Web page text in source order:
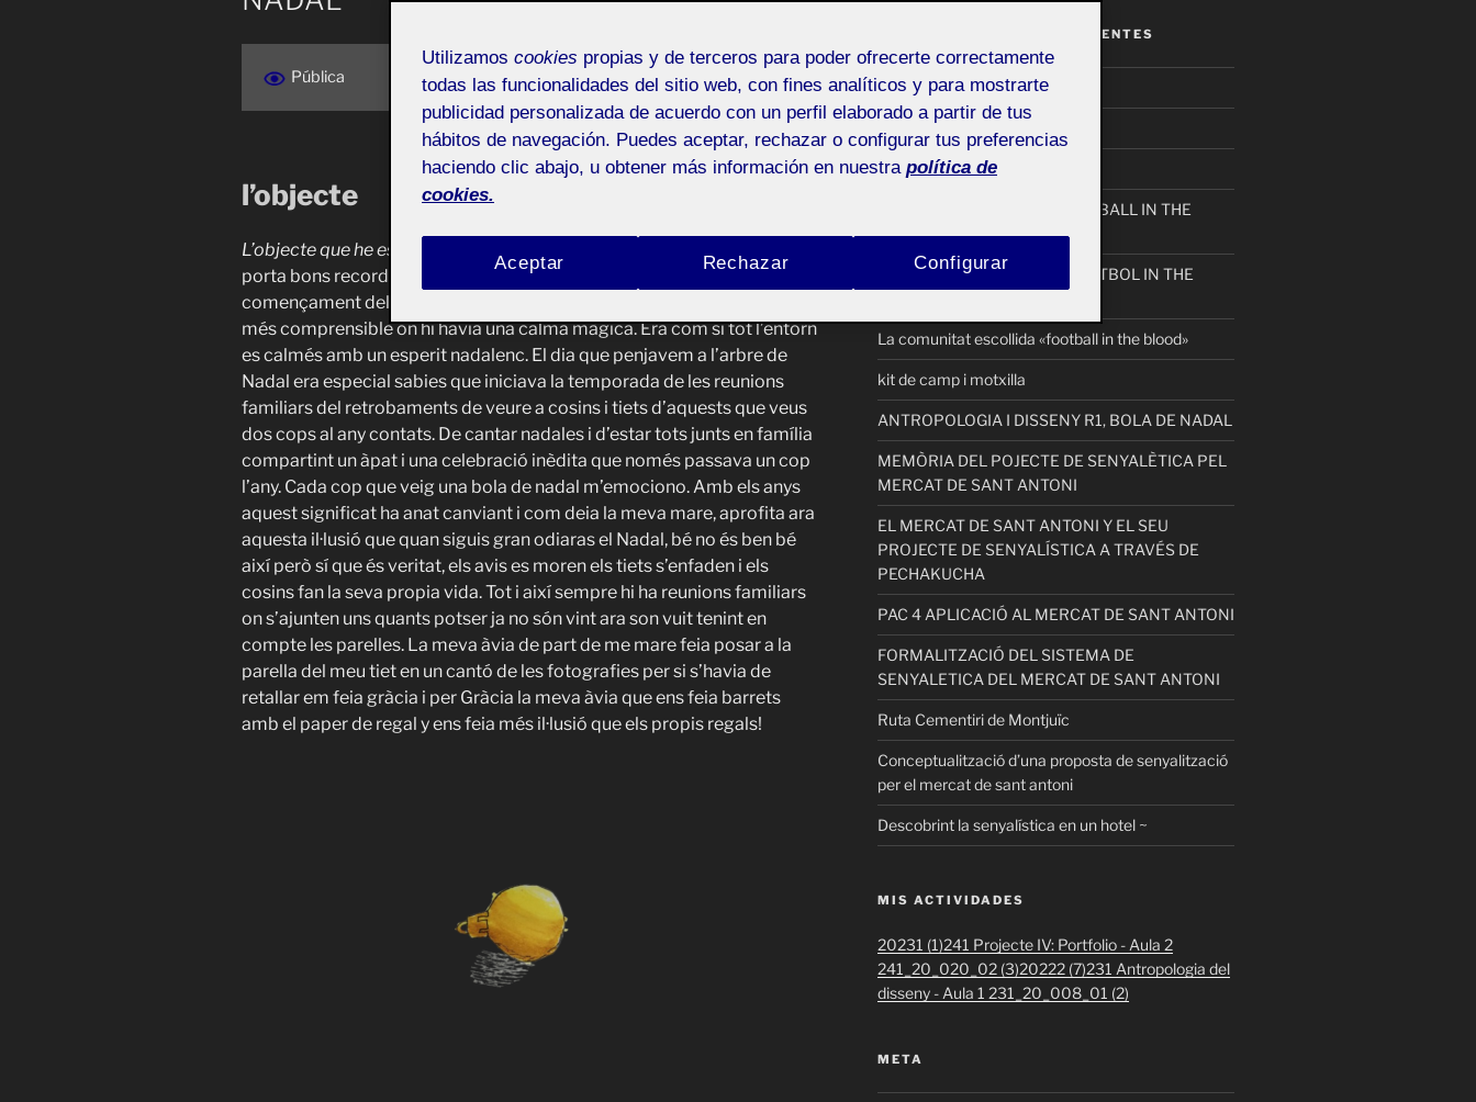
Pública
l’objecte
L’objecte que he escollit és una bola de nadal.
porta bons records li tinc molt d’apreci i em recorda a la il·lusió del
començament del nadal on la familia estaba sospitosament carinyosa i
més comprensible on hi havia una calma màgica. Era com si tot l’entorn
es calmés amb un esperit nadalenc. El dia que penjavem a l’arbre de
Nadal era especial sabies que iniciava la temporada de les reunions
familiars del retrobaments de veure a cosins i tiets d’aquests que veus
dos cops al any contats. De cantar nadales i d’estar tots junts en família
compartint un àpat i una celebració inèdita que només passava un cop
l’any. Cada cop que veig una bola de nadal m’emociono. Amb els anys
aquest significat ha anat canviant i com deia la meva mare, aprofita ara
aquesta il·lusió que quan siguis gran odiaras el Nadal, bé no és ben bé
així però sí que és veritat, els avis es moren els tiets s’enfaden i els
cosins fan la seva propia vida. Tot i així sempre hi ha reunions familiars
on s’ajunten uns quants potser ja no són vint ara son vuit tenint en
compte les parelles. La meva àvia de part de me mare feia posar a la
parella del meu tiet en un cantó de les fotografies per si s’havia de
retallar em feia gràcia i per Gràcia la meva àvia que ens feia barrets
amb el paper de regal y ens feia més il·lusió que els propis regals!
ACTIFOLIO ENTRADAS RECIENTES
P3_garcia_picon_nuria
PAUSA by nu
Procés PAC1
R4 Solució creativa per a FOOTBALL IN THE
BLOOD
REPTE 3 RECERCA SOBRE FUTBOL IN THE
La comunitat escollida «football in the blood»
kit de camp i motxilla
ANTROPOLOGIA I DISSENY R1, BOLA DE NADAL
MEMÒRIA DEL POJECTE DE SENYALÈTICA PEL
MERCAT DE SANT ANTONI
EL MERCAT DE SANT ANTONI Y EL SEU
PROJECTE DE SENYALÍSTICA A TRAVÉS DE
PECHAKUCHA
PAC 4 APLICACIÓ AL MERCAT DE SANT ANTONI
FORMALITZACIÓ DEL SISTEMA DE
SENYALETICA DEL MERCAT DE SANT ANTONI
Ruta Cementiri de Montjuïc
Conceptualització d’una proposta de senyalització
per el mercat de sant antoni
Descobrint la senyalística en un hotel ~
MIS ACTIVIDADES
20231 (1)241 Projecte IV: Portfolio - Aula 2
241_20_020_02 (3)20222 (7)231 Antropologia del
disseny - Aula 1 231_20_008_01 (2)
META
Utilizamos cookies propias y de terceros para poder ofrecerte correctamente
todas las funcionalidades del sitio web, con fines analíticos y para mostrarte
publicidad personalizada de acuerdo con un perfil elaborado a partir de tus
hábitos de navegación. Puedes aceptar, rechazar o configurar tus preferencias
haciendo clic abajo, u obtener más información en nuestra política de
cookies.
Rechazar
Aceptar Configurar